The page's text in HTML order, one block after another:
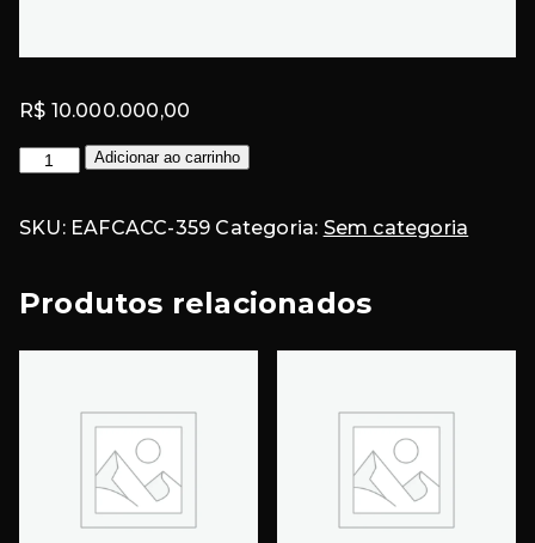
R$ 10.000.000,00
Conta
#359
Adicionar ao carrinho
SKU: EAFCACC-359 Categoria: Sem categoria
Produtos relacionados